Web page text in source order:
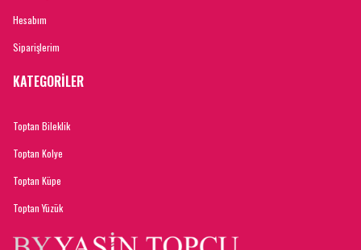
Hesabım
Siparişlerim
KATEGORİLER
Toptan Bileklik
Toptan Kolye
Toptan Küpe
Toptan Yüzük